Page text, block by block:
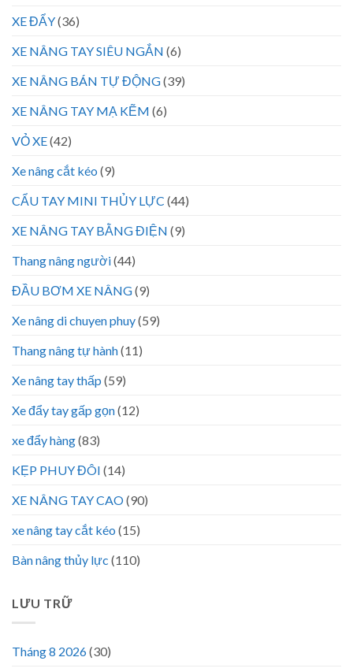
XE ĐẨY(36)
XE NÂNG TAY SIÊU NGẮN (6)
XE NÂNG BÁN TỰ ĐỘNG(39)
XE NÂNG TAY MẠ KẼM (6)
VỎ XE(42)
Xe nâng cắt kéo (9)
CẨU TAY MINI THỦY LỰC (44)
XE NÂNG TAY BẰNG ĐIỆN (9)
Thang nâng người(44)
ĐẦU BƠM XE NÂNG(9)
Xe nâng di chuyen phuy(59)
Thang nâng tự hành(11)
Xe nâng tay thấp (59)
Xe đẩy tay gấp gọn(12)
xe đẩy hàng(83)
KẸP PHUY ĐÔI (14)
XE NÂNG TAY CAO(90)
xe nâng tay cắt kéo (15)
Bàn nâng thủy lực (110)
LƯU TRỮ
Tháng 8 2026(30)